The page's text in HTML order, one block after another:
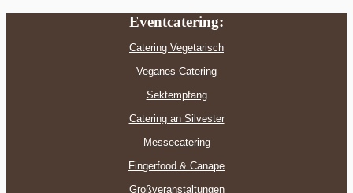
Eventcatering:
Catering Vegetarisch
Veganes Catering
Sektempfang
Catering an Silvester
Messecatering
Fingerfood & Canape
Großveranstaltungen